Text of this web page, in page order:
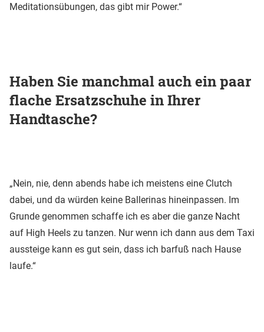
Meditationsübungen, das gibt mir Power.“
Haben Sie manchmal auch ein paar
flache Ersatzschuhe in Ihrer
Handtasche?
„Nein, nie, denn abends habe ich meistens eine Clutch
dabei, und da würden keine Ballerinas hineinpassen. Im
Grunde genommen schaffe ich es aber die ganze Nacht
auf High Heels zu tanzen. Nur wenn ich dann aus dem Taxi
aussteige kann es gut sein, dass ich barfuß nach Hause
laufe.“